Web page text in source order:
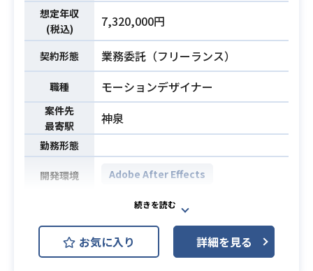
・キャラクター・アイテム・背景の
モデルとテクスチャの制作
・モーションデータの制作
・3Dエフェクトの制作
・プラットフォームの仕様に沿った
組込み作業 等
用・携帯アプリ・パチンコパチスロ
等）
※または1年以上の映像制作経験
（映画・TV・CM・PV・アニメ等）
・Maya, Softimage, MotionBuilder
のいずれかの実務経験
想定年収
(税込)
7,320,000円
契約形態 業務委託（フリーランス）
職種 モーションデザイナー
案件先
最寄駅
神泉
勤務形態
開発環境 Adobe After Effects
業務内容
プロモーションムービーやインター
ネット配信用番組編集から
社内行事用映像ほか各種映像コンテ
ンツの制作
お気に入り 詳細を見る